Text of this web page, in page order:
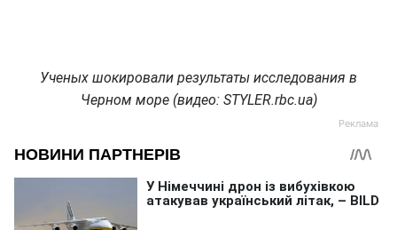
Ученых шокировали результаты исследования в
Черном море (видео: STYLER.rbc.ua)